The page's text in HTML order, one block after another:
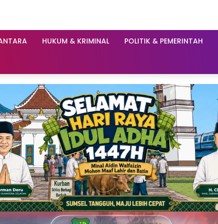
HUKUM & KRIMINAL POLITIK & PEMERINTAH